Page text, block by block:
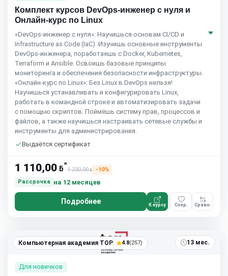
Комплект курсов DevOps-инженер с нуля и
Онлайн-курс по Linux
«DevOps-инженер с нуля»: Научишься основам CI/CD и
Infrastructure as Code (IaC). Изучишь основные инструменты
DevOps-инженера, поработаешь с Docker, Kubernetes,
Terraform и Ansible. Освоишь базовые принципы
мониторинга и обеспечения безопасности инфраструктуры.
«Онлайн-курс по Linux»: Без Linux в DevOps нельзя!
Научишься устанавливать и конфигурировать Linux,
работать в командной строке и автоматизировать задачи
с помощью скриптов. Поймёшь систему прав, процессов и
файлов, а также научишься настраивать сетевые службы и
инструменты для администрирования.
Выдаётся сертификат
1 110,00 ƃ*
1 230,00ƃ
−10%
Рассрочка
на 12 месяцев
Подробнее К курсу Сохр. Сравн.
Компьютерная академия TOP 4.8(257) 13 мес.
Для новичков